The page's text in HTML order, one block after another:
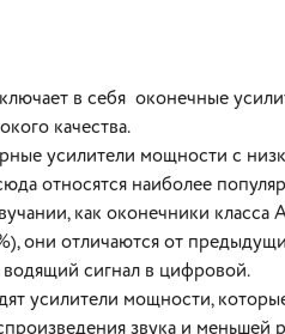
в себя оконечные
качества.
усилители мощности с
относятся наиболее
как оконечники класса
они отличаются от
сигнал в цифровой.
усилители мощности,
звука и